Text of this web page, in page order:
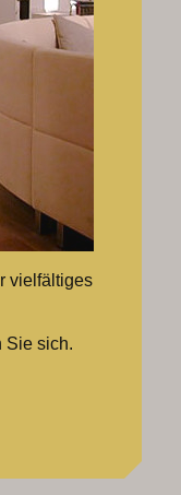
vielfältiges
Sie sich.